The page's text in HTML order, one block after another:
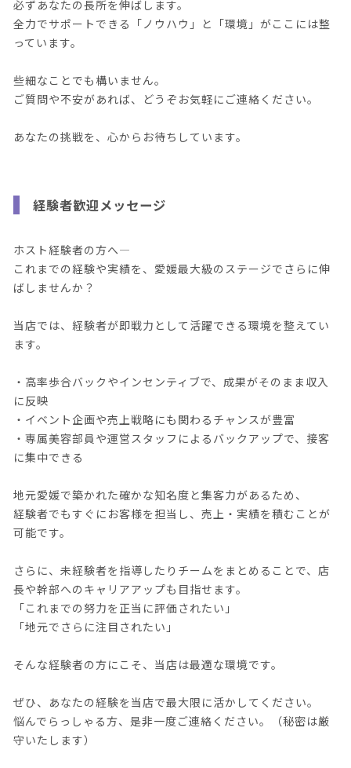
必ずあなたの長所を伸ばします。
全力でサポートできる「ノウハウ」と「環境」がここには整
っています。
些細なことでも構いません。
ご質問や不安があれば、どうぞお気軽にご連絡ください。
あなたの挑戦を、心からお待ちしています。
経験者歓迎メッセージ
ホスト経験者の方へ―
これまでの経験や実績を、愛媛最大級のステージでさらに伸
ばしませんか？
当店では、経験者が即戦力として活躍できる環境を整えてい
ます。
・高率歩合バックやインセンティブで、成果がそのまま収入
に反映
・イベント企画や売上戦略にも関わるチャンスが豊富
・専属美容部員や運営スタッフによるバックアップで、接客
に集中できる
地元愛媛で築かれた確かな知名度と集客力があるため、
経験者でもすぐにお客様を担当し、売上・実績を積むことが
可能です。
さらに、未経験者を指導したりチームをまとめることで、店
長や幹部へのキャリアアップも目指せます。
「これまでの努力を正当に評価されたい」
「地元でさらに注目されたい」
そんな経験者の方にこそ、当店は最適な環境です。
ぜひ、あなたの経験を当店で最大限に活かしてください。
悩んでらっしゃる方、是非一度ご連絡ください。（秘密は厳
守いたします）